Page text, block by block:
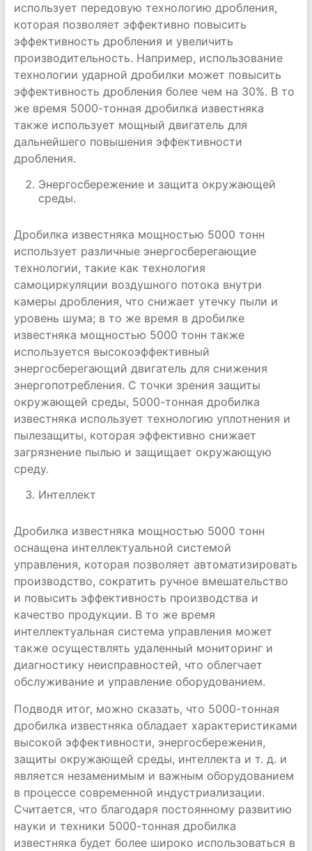
использует передовую технологию дробления,
которая позволяет эффективно повысить
эффективность дробления и увеличить
производительность. Например, использование
технологии ударной дробилки может повысить
эффективность дробления более чем на 30%. В то
же время 5000-тонная дробилка известняка
также использует мощный двигатель для
дальнейшего повышения эффективности
дробления.
Энергосбережение и защита окружающей
среды.
Дробилка известняка мощностью 5000 тонн
использует различные энергосберегающие
технологии, такие как технология
самоциркуляции воздушного потока внутри
камеры дробления, что снижает утечку пыли и
уровень шума; в то же время в дробилке
известняка мощностью 5000 тонн также
используется высокоэффективный
энергосберегающий двигатель для снижения
энергопотребления. С точки зрения защиты
окружающей среды, 5000-тонная дробилка
известняка использует технологию уплотнения и
пылезащиты, которая эффективно снижает
загрязнение пылью и защищает окружающую
среду.
Интеллект
Дробилка известняка мощностью 5000 тонн
оснащена интеллектуальной системой
управления, которая позволяет автоматизировать
производство, сократить ручное вмешательство
и повысить эффективность производства и
качество продукции. В то же время
интеллектуальная система управления может
также осуществлять удаленный мониторинг и
диагностику неисправностей, что облегчает
обслуживание и управление оборудованием.
Подводя итог, можно сказать, что 5000-тонная
дробилка известняка обладает характеристиками
высокой эффективности, энергосбережения,
защиты окружающей среды, интеллекта и т. д. и
является незаменимым и важным оборудованием
в процессе современной индустриализации.
Считается, что благодаря постоянному развитию
науки и техники 5000-тонная дробилка
известняка будет более широко использоваться в